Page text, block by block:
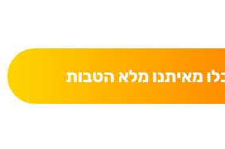
מאיתנו מלא הטבות